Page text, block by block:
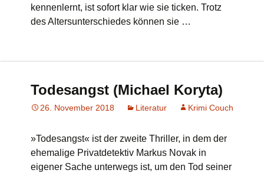
kennenlernt, ist sofort klar wie sie ticken. Trotz
des Altersunterschiedes können sie …
Todesangst (Michael Koryta)
26. November 2018 Literatur Krimi Couch
»Todesangst« ist der zweite Thriller, in dem der
ehemalige Privatdetektiv Markus Novak in
eigener Sache unterwegs ist, um den Tod seiner